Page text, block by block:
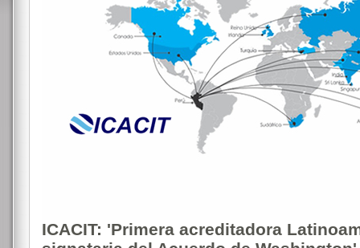
ICACIT: 'Primera acreditadora